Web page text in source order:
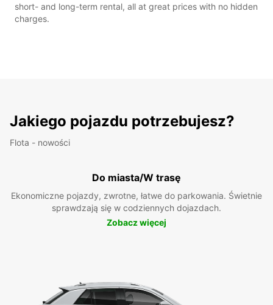
short- and long-term rental, all at great prices with no hidden
charges.
Jakiego pojazdu potrzebujesz?
Flota - nowości
Do miasta/W trasę
Ekonomiczne pojazdy, zwrotne, łatwe do parkowania. Świetnie
sprawdzają się w codziennych dojazdach.
Zobacz więcej